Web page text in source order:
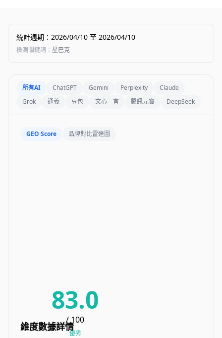
統計週期 ： 2026/04/10 至 2026/04/10
檢測關鍵詞 ： 星巴克
所有AI ChatGPT Gemini Perplexity
Claude
Grok
通義 豆包 文心一言 騰訊元寶 DeepSeek
GEO Score 品牌對比雷達圖
83.0
/ 100
優秀
維度數據詳情